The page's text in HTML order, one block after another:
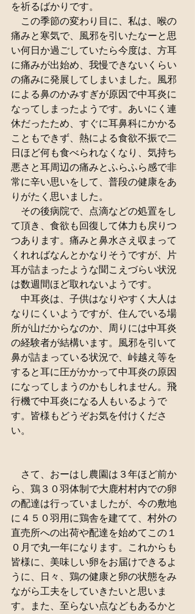
を祈るばかりです。
この季節の変わり目に、私は、喉の
痛みと寒気で、風邪を引いたなーと思
い何日か過ごしていたら今度は、方耳
に痛みが出始め、我慢できないくらい
の痛みに発展してしまいました。風邪
による鼻のかみすぎが原因で中耳炎に
なってしまったようです。あいにく連
休だったため、すぐに耳鼻科にかかる
こともできず、熱による食欲不振で二
日ほど何も食べられなくなり、気持ち
悪さと耳周辺の痛みとふらふら感で非
常に辛い思いをして、普段の健康をあ
りがたく思いました。
その後病院で、点滴などの処置をし
て頂き、食欲も回復して体力も戻りつ
つあります。痛みと鼻水さえ収まって
くれればなんとかなりそうですが、片
耳が詰まったような聞こえづらい状況
は数週間ほど取れないようです。
中耳炎は、子供はなりやすく大人は
なりにくいようですが、住んでいる場
所が山だからなのか、周りには中耳炎
の経験者が結構います。風邪を引いて
鼻が詰まっている状況で、峠越え等を
すると耳に圧がかかって中耳炎の原因
になってしまうのかもしれません。飛
行機で中耳炎になる人もいるようで
す。皆様もどうぞお気を付けくださ
い。
さて、おーはし農園は３年ほど前か
ら、鶏３０羽体制で大鹿村村内での卵
の配達は行っていましたが、今の敷地
に４５０羽用に鶏舎を建てて、村外の
直売所への出荷や配達を始めてこの１
０月で丸一年になります。これからも
皆様に、美味しい卵をお届けできるよ
うに、日々、鶏の健康と卵の状態をみ
ながら工夫をしていきたいと思いま
す。また、至らない点などもあるかと